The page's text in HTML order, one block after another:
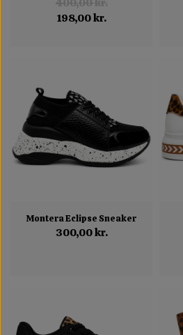
400,00 kr.
198,00 kr.
Montera Eclipse Sneaker
300,00 kr.